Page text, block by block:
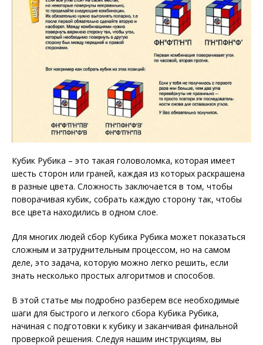
Кубик Рубика – это такая головоломка, которая имеет
шесть сторон или граней, каждая из которых раскрашена
в разные цвета. Сложность заключается в том, чтобы
поворачивая кубик, собрать каждую сторону так, чтобы
все цвета находились в одном слое.
Для многих людей сбор Кубика Рубика может показаться
сложным и затруднительным процессом, но на самом
деле, это задача, которую можно легко решить, если
знать несколько простых алгоритмов и способов.
В этой статье мы подробно разберем все необходимые
шаги для быстрого и легкого сбора Кубика Рубика,
начиная с подготовки к кубику и заканчивая финальной
проверкой решения. Следуя нашим инструкциям, вы